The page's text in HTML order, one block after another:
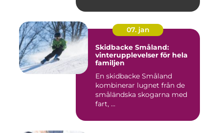
07. jan
Skidbacke Småland:
vinterupplevelser för hela
familjen
En skidbacke Småland
kombinerar lugnet från de
småländska skogarna med
fart, ...